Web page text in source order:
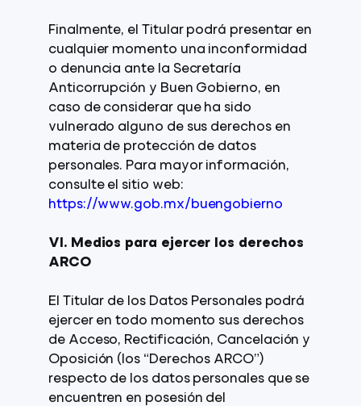
Finalmente, el Titular podrá presentar en
cualquier momento una inconformidad
o denuncia ante la Secretaría
Anticorrupción y Buen Gobierno, en
caso de considerar que ha sido
vulnerado alguno de sus derechos en
materia de protección de datos
personales. Para mayor información,
consulte el sitio web:
https://www.gob.mx/buengobierno
VI. Medios para ejercer los derechos
ARCO
El Titular de los Datos Personales podrá
ejercer en todo momento sus derechos
de Acceso, Rectificación, Cancelación y
Oposición (los “Derechos ARCO”)
respecto de los datos personales que se
encuentren en posesión del